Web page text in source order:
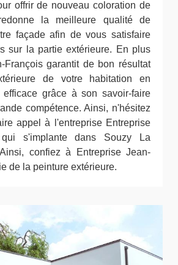
offrir de nouveau coloration de
la meilleure qualité de
façade afin de vous satisfaire
sur la partie extérieure. En plus
François garantit de bon résultat
de votre habitation en
efficace grâce à son savoir-faire
compétence. Ainsi, n'hésitez
appel à l'entreprise Entreprise
qui s'implante dans Souzy La
confiez à Entreprise Jean-
de la peinture extérieure.